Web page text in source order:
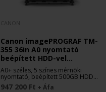
Canon imagePROGRAF TM-
355 36in A0 nyomtató
beépített HDD-vel
(6244C003)
A0+ széles, 5 színes mérnöki
nyomtató, beépített 500GB HDD-
vel
947 200 Ft + Áfa